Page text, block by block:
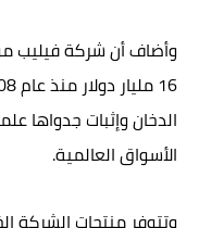
وأضاف أن شركة فيليب
الدخان وإثبات جدواها
الأسواق العالمية.